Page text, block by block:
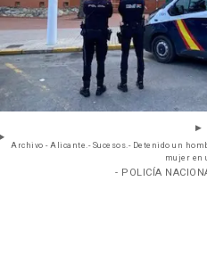
Archivo - Alicante.- Sucesos.- Detenido un
mujer en
- POLICÍA